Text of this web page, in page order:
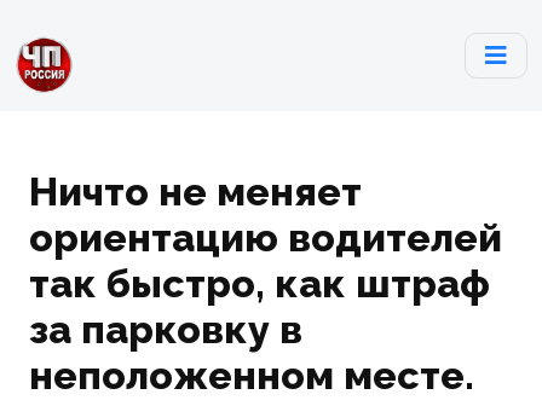
Ничто не меняет
ориентацию водителей
так быстро, как штраф
за парковку в
неположенном месте.